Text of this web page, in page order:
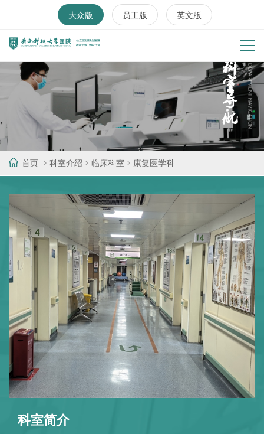
大众版 员工版 英文版
首页 科室介绍 临床科室 康复医学科
科室简介